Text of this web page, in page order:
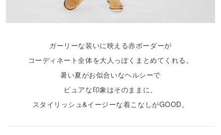
ガーリーな装いに映える赤ボーダーが
コーディネート全体を大人っぽくまとめてくれる。
暑い夏がお似合いなヘルシーで
ピュアな印象はそのままに、
スタイリッシュ&イージーな着こなしがGOOD。